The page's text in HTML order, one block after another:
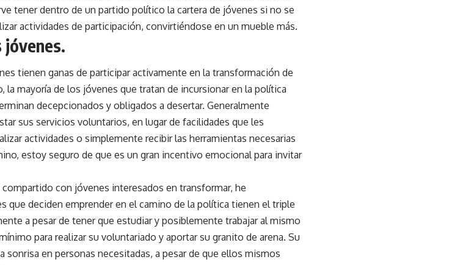
tener dentro de un partido político la cartera de jóvenes si no se
actividades de participación, convirtiéndose en un mueble más.
jóvenes.
tienen ganas de participar activamente en la transformación de
la mayoría de los jóvenes que tratan de incursionar en la política
decepcionados y obligados a desertar. Generalmente
sus servicios voluntarios, en lugar de facilidades que les
actividades o simplemente recibir las herramientas necesarias
estoy seguro de que es un gran incentivo emocional para invitar
con jóvenes interesados en transformar, he
que deciden emprender en el camino de la política tienen el triple
a pesar de tener que estudiar y posiblemente trabajar al mismo
para realizar su voluntariado y aportar su granito de arena. Su
sonrisa en personas necesitadas, a pesar de que ellos mismos